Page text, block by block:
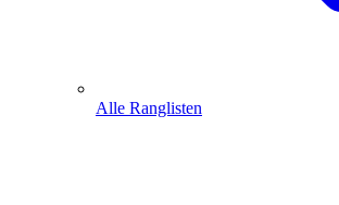
Alle Ranglisten